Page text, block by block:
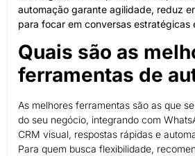
automação garante agilidade, reduz
para focar em conversas estratégicas
Quais são as
ferramentas de
As melhores ferramentas são as que
do seu negócio, integrando com
CRM visual, respostas rápidas e
Para quem busca flexibilidade,